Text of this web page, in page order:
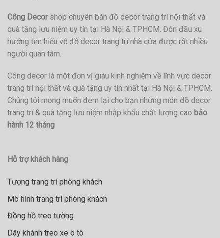
Công Decorshop chuyên bán đồ decor trang trí nội thất và
quà tặng lưu niệm uy tín tại Hà Nội & TPHCM. Đón đầu xu
hướng tìm hiểu về đồ decor trang trí nhà cửa được rất nhiều
người quan tâm.
Công decor là một đơn vị giàu kinh nghiệm về lĩnh vực decor
trang trí nội thất và quà tặng uy tín nhất tại Hà Nội & TPHCM.
Chúng tôi mong muốn đem lại cho bạn những món đồ decor
trang trí & quà tặng lưu niệm nhập khẩu chất lượng cao bảo
hành 12 tháng
Hỗ trợ khách hàng
Tượng trang trí phòng khách
Mô hình trang trí phòng khách
Đồng hồ treo tường
Dây khánh treo xe ô tô